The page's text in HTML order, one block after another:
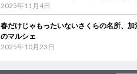
2025年11月4日
春だけじゃもったいないさくらの名所、加
のマルシェ
2025年10月23日